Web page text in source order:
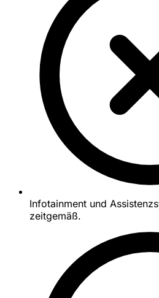
Infotainment und
zeitgemäß.